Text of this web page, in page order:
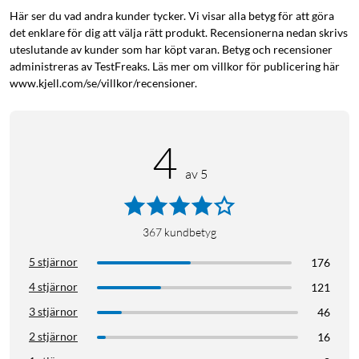
Lång batteritid
äventyr. Slut på batteri mitt under ljudboken? Anslut den
medföljande ljudkabeln och fortsätt lyssna (vid
Högtalarelement: 40 mm
Här ser du vad andra kunder tycker. Vi visar alla betyg för att göra
det enklare för dig att välja rätt produkt. Recensionerna nedan skrivs
uteslutande av kunder som har köpt varan. Betyg och recensioner
administreras av TestFreaks. Läs mer om villkor för publicering här
www.kjell.com/se/villkor/recensioner.
4 av 5
367 kundbetyg
5 stjärnor
176
4 stjärnor
121
3 stjärnor
46
2 stjärnor
16